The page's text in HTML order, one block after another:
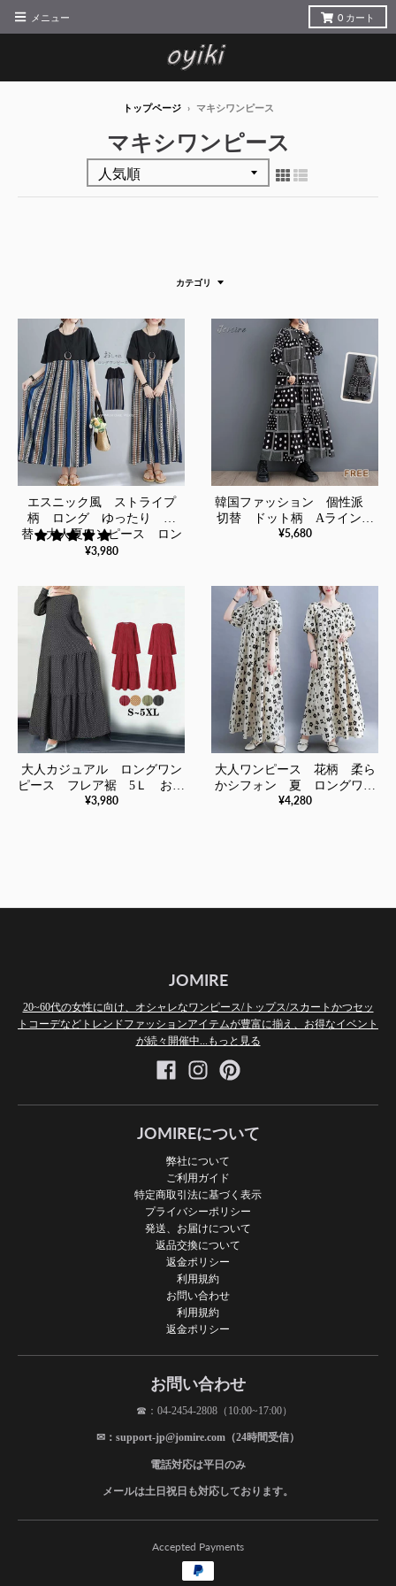
メニュー 0 カート
トップページ › マキシワンピース
マキシワンピース
カテゴリ
エスニック風 ストライプ
柄 ロング ゆったり 切
替 大人夏ワンピース ロン
グワンピース
¥3,980
韓国ファッション 個性派
切替 ドット柄 Aライン
ロングワンピース
¥5,680
大人カジュアル ロングワン
ピース フレア裾 5Ｌ おし
ゃれワンピース
¥3,980
大人ワンピース 花柄 柔ら
かシフォン 夏 ロングワン
ピース
¥4,280
JOMIRE
20~60代の女性に向け、オシャレなワンピース/トップス/スカートかつセッ
トコーデなどトレンドファッションアイテムが豊富に揃え、お得なイベント
が続々開催中...もっと見る
JOMIREについて
弊社について
ご利用ガイド
特定商取引法に基づく表示
プライバシーポリシー
発送、お届けについて
返品交換について
返金ポリシー
利用規約
お問い合わせ
利用規約
返金ポリシー
お問い合わせ
☎：04-2454-2808（10:00~17:00）
✉：support-jp@jomire.com（24時間受信）
電話対応は平日のみ
メールは土日祝日も対応しております。
Accepted Payments